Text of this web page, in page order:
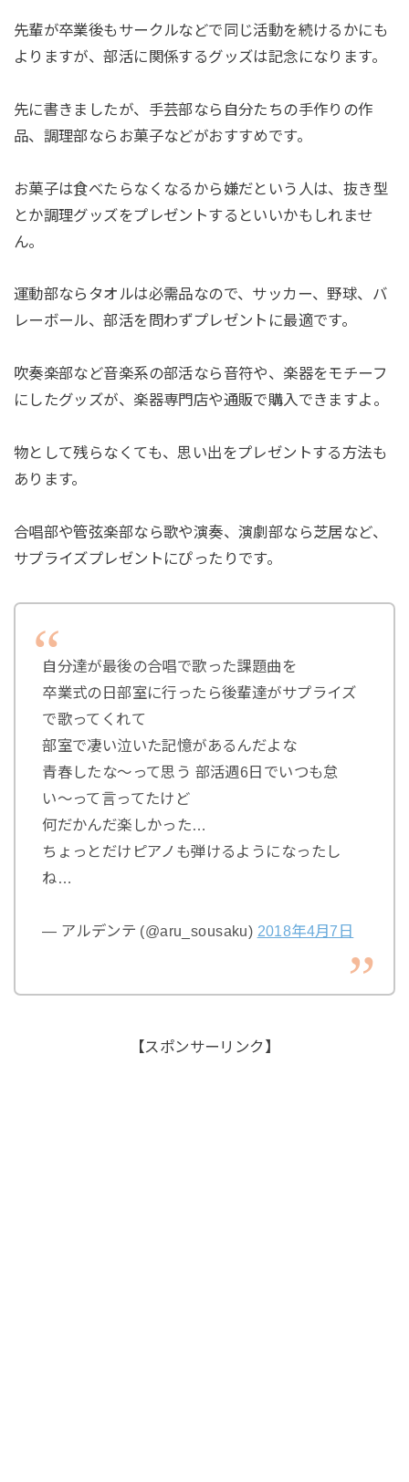
先輩が卒業後もサークルなどで同じ活動を続けるかにも
よりますが、部活に関係するグッズは記念になります。
先に書きましたが、手芸部なら自分たちの手作りの作
品、調理部ならお菓子などがおすすめです。
お菓子は食べたらなくなるから嫌だという人は、抜き型
とか調理グッズをプレゼントするといいかもしれませ
ん。
運動部ならタオルは必需品なので、サッカー、野球、バ
レーボール、部活を問わずプレゼントに最適です。
吹奏楽部など音楽系の部活なら音符や、楽器をモチーフ
にしたグッズが、楽器専門店や通販で購入できますよ。
物として残らなくても、思い出をプレゼントする方法も
あります。
合唱部や管弦楽部なら歌や演奏、演劇部なら芝居など、
サプライズプレゼントにぴったりです。
自分達が最後の合唱で歌った課題曲を
卒業式の日部室に行ったら後輩達がサプライズ
で歌ってくれて
部室で凄い泣いた記憶があるんだよな
青春したな〜って思う 部活週6日でいつも怠
い〜って言ってたけど
何だかんだ楽しかった…
ちょっとだけピアノも弾けるようになったし
ね…
— アルデンテ (@aru_sousaku) 2018年4月7日
【スポンサーリンク】